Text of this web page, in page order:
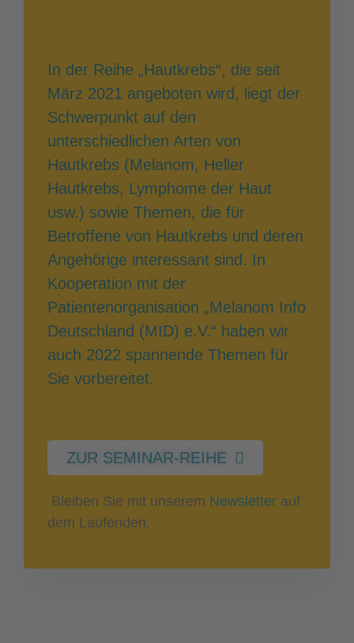
In der Reihe „Hautkrebs“, die seit
März 2021 angeboten wird, liegt der
Schwerpunkt auf den
unterschiedlichen Arten von
Hautkrebs (Melanom, Heller
Hautkrebs, Lymphome der Haut
usw.) sowie Themen, die für
Betroffene von Hautkrebs und deren
Angehörige interessant sind. In
Kooperation mit der
Patientenorganisation „Melanom Info
Deutschland (MID) e.V.“ haben wir
auch 2022 spannende Themen für
Sie vorbereitet.
ZUR SEMINAR-REIHE
Bleiben Sie mit unserem Newsletter auf
dem Laufenden.